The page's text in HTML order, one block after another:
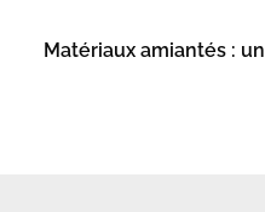
Matériaux amiantés :